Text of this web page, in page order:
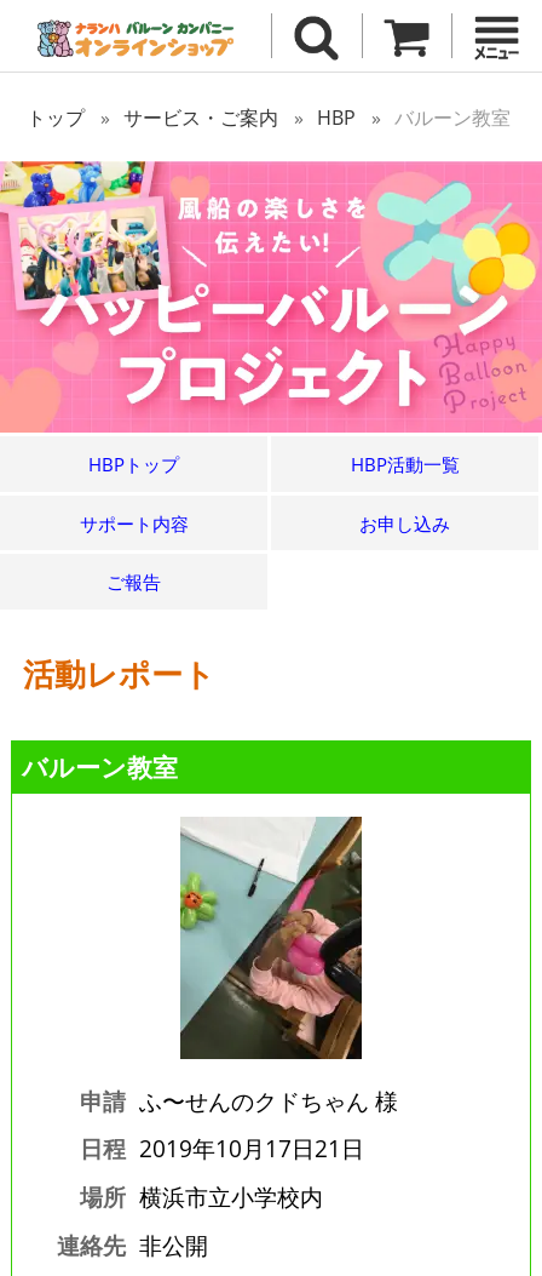
トップ サービス・ご案内 HBP バルーン教室
HBPトップ HBP活動一覧
サポート内容 お申し込み
ご報告
活動レポート
バルーン教室
申請 ふ〜せんのクドちゃん 様
日程 2019年10月17日21日
場所 横浜市立小学校内
連絡先 非公開